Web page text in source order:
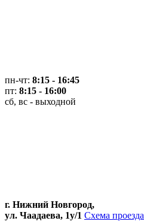
пн-чт: 8:15 - 16:45
пт: 8:15 - 16:00
сб, вс - выходной
г. Нижний Новгород,
ул. Чаадаева, 1у/1 Схема проезда